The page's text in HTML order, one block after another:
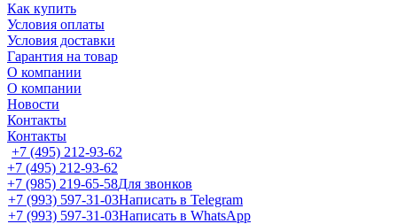
Как купить
Условия оплаты
Условия доставки
Гарантия на товар
О компании
О компании
Новости
Контакты
Контакты
+7 (495) 212-93-62
+7 (495) 212-93-62
+7 (985) 219-65-58Для звонков
+7 (993) 597-31-03Написать в Telegram
+7 (993) 597-31-03Написать в WhatsApp